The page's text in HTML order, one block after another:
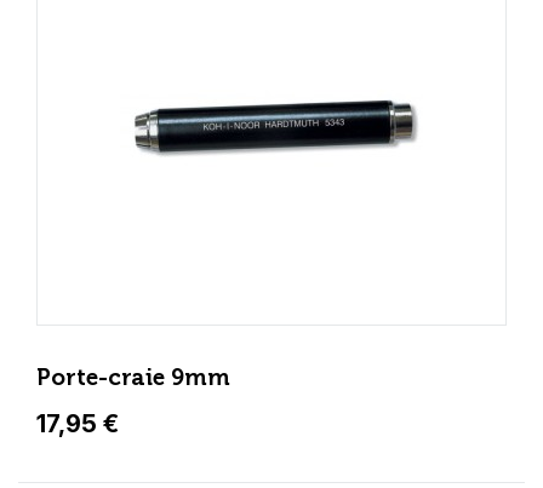
Porte-craie 9mm
17,95 €